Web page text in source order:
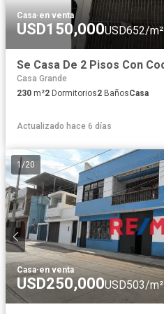
este emocionante proyecto de
Casa·en venta
USD150,000USD652/m²
Casa Grande
230 m²2 Dormitorios2 BañosCasa
Actualizado hace 6 días
1/20
Casa·en venta
USD250,000USD503/m²